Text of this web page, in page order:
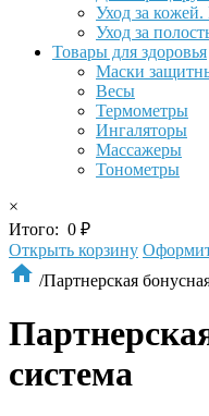
Уход за кожей.
Уход за
Товары для здоровья
Маски
Весы
Термометры
Ингаляторы
Массажеры
Тонометры
×
Итого: 0 ₽
Открыть корзину
 /Партнерская
система